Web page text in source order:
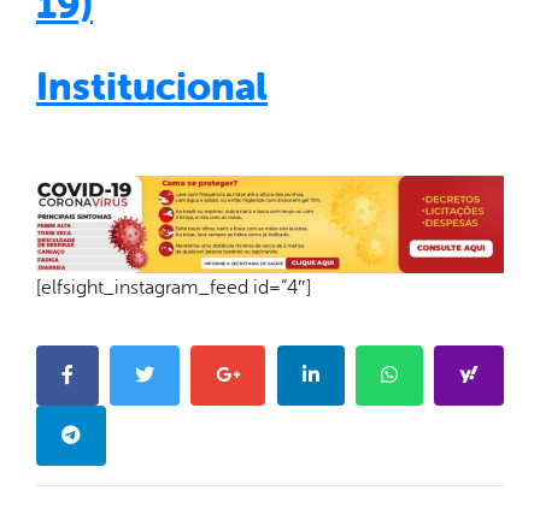
Institucional
[elfsight_instagram_feed id=”4″]